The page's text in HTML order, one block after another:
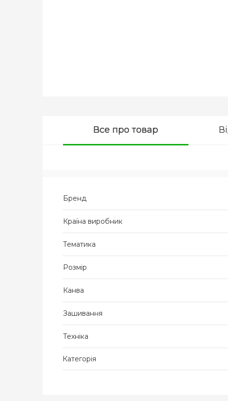
Все про товар
Бренд
Країна виробник
Тематика
Розмір
Канва
Зашивання
Техніка
Категорія